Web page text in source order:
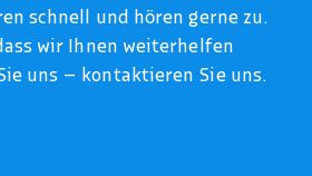
schnell und hören gerne zu.
wir Ihnen weiterhelfen
uns – kontaktieren Sie uns.